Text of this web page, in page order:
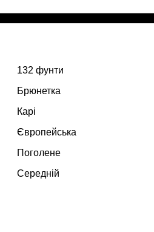
132 фунти
Брюнетка
Карі
Європейська
Поголене
Середній